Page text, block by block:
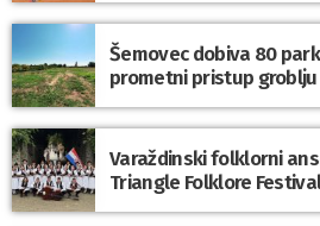
Šemovec dobiva 80
prometni pristup groblju
Varaždinski folklorni
Triangle Folklore